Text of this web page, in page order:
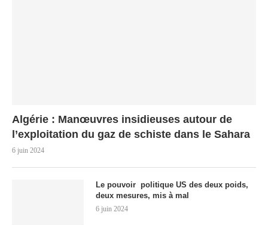
Algérie : Manœuvres insidieuses autour de
l’exploitation du gaz de schiste dans le Sahara
6 juin 2024
Le pouvoir politique US des deux poids,
deux mesures, mis à mal
6 juin 2024